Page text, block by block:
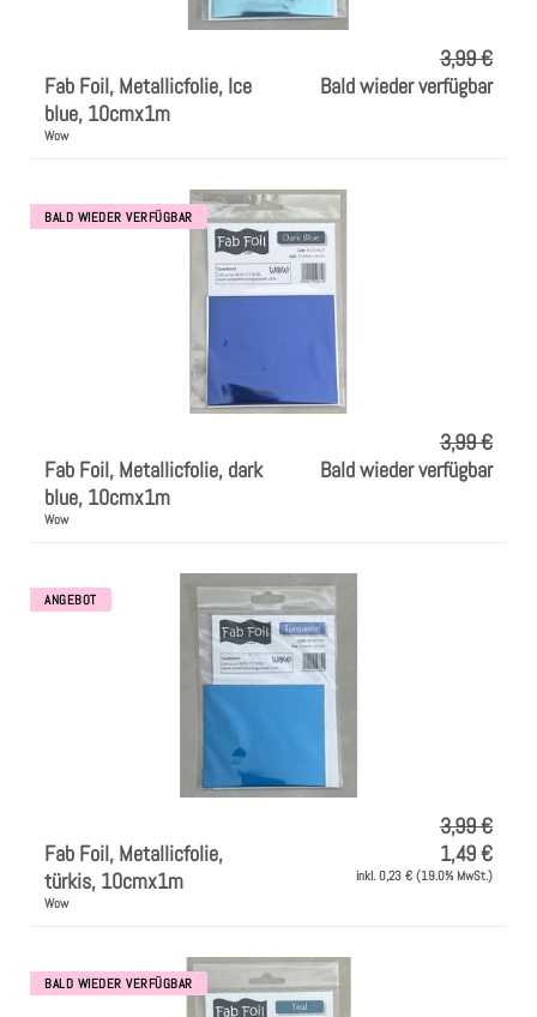
3,99 €
Fab Foil, Metallicfolie, Ice
blue, 10cmx1m
Wow
Bald wieder verfügbar
BALD WIEDER VERFÜGBAR
3,99 €
Fab Foil, Metallicfolie, dark
blue, 10cmx1m
Wow
Bald wieder verfügbar
ANGEBOT
3,99 €
Fab Foil, Metallicfolie,
türkis, 10cmx1m
Wow
1,49 €
inkl. 0,23 € (19.0% MwSt.)
BALD WIEDER VERFÜGBAR